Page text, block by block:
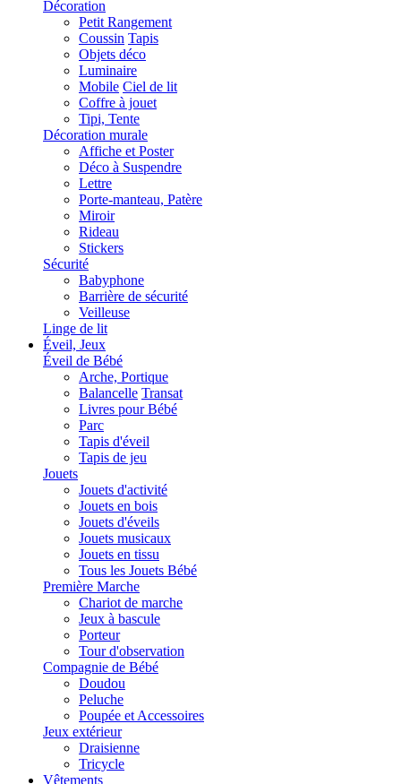
Décoration
Petit Rangement
Coussin Tapis
Objets déco
Luminaire
Mobile Ciel de lit
Coffre à jouet
Tipi, Tente
Décoration murale
Affiche et Poster
Déco à Suspendre
Lettre
Porte-manteau, Patère
Miroir
Rideau
Stickers
Sécurité
Babyphone
Barrière de sécurité
Veilleuse
Linge de lit
Éveil, Jeux
Éveil de Bébé
Arche, Portique
Balancelle Transat
Livres pour Bébé
Parc
Tapis d'éveil
Tapis de jeu
Jouets
Jouets d'activité
Jouets en bois
Jouets d'éveils
Jouets musicaux
Jouets en tissu
Tous les Jouets Bébé
Première Marche
Chariot de marche
Jeux à bascule
Porteur
Tour d'observation
Compagnie de Bébé
Doudou
Peluche
Poupée et Accessoires
Jeux extérieur
Draisienne
Tricycle
Vêtements